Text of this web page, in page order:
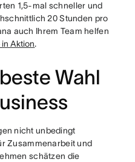
1,5-mal schneller und
20 Stunden pro
auch Ihrem Team helfen
in Aktion.
Wahl
nicht unbedingt
Zusammenarbeit und
schätzen die